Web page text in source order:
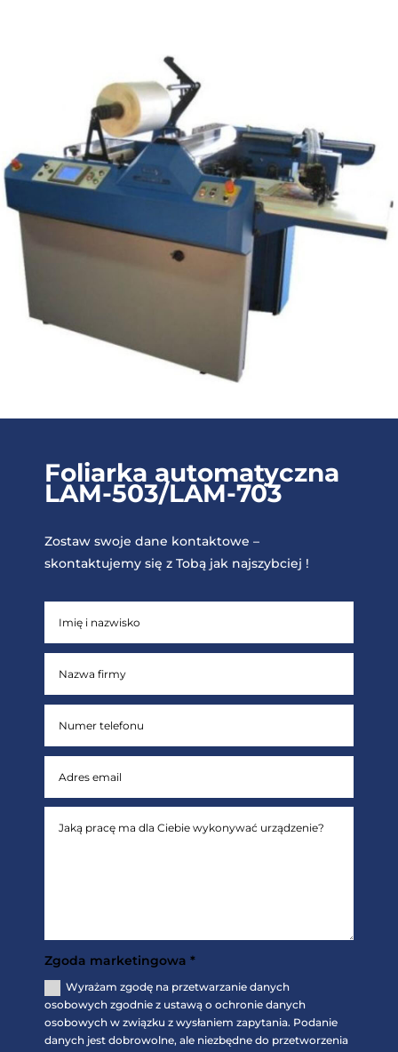
Foliarka automatyczna
LAM-503/LAM-703
Zostaw swoje dane kontaktowe –
skontaktujemy się z Tobą jak najszybciej !
Zgoda marketingowa *
Wyrażam zgodę na przetwarzanie danych
osobowych zgodnie z ustawą o ochronie danych
osobowych w związku z wysłaniem zapytania. Podanie
danych jest dobrowolne, ale niezbędne do przetworzenia